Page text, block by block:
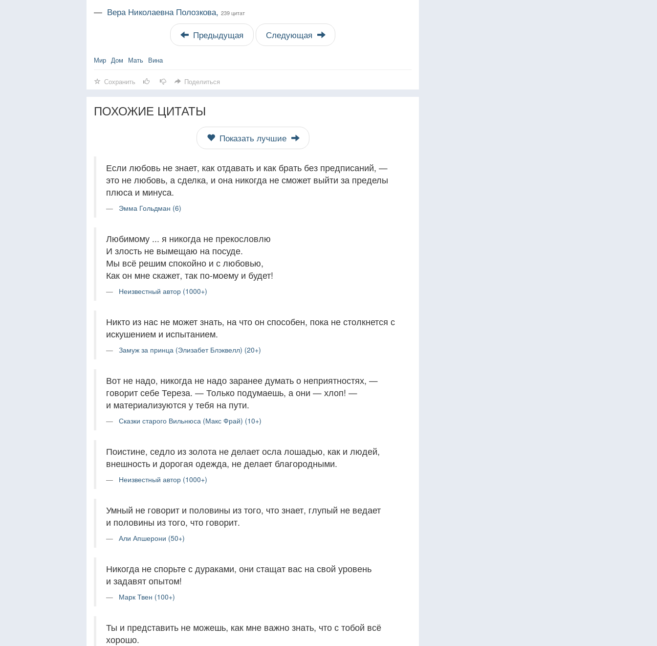
— Вера Николаевна Полозкова, 239 цитат
Предыдущая Следующая
Мир Дом Мать Вина
Сохранить Поделиться
ПОХОЖИЕ ЦИТАТЫ
Показать лучшие
Если любовь не знает, как отдавать и как брать без предписаний, —
это не любовь, а сделка, и она никогда не сможет выйти за пределы
плюса и минуса.
Эмма Гольдман (6)
Любимому ... я никогда не прекословлю
И злость не вымещаю на посуде.
Мы всё решим спокойно и с любовью,
Как он мне скажет, так по-моему и будет!
Неизвестный автор (1000+)
Никто из нас не может знать, на что он способен, пока не столкнется с
искушением и испытанием.
Замуж за принца (Элизабет Блэквелл) (20+)
Вот не надо, никогда не надо заранее думать о неприятностях, —
говорит себе Тереза. — Только подумаешь, а они — хлоп! —
и материализуются у тебя на пути.
Сказки старого Вильнюса (Макс Фрай) (10+)
Поистине, седло из золота не делает осла лошадью, как и людей,
внешность и дорогая одежда, не делает благородными.
Неизвестный автор (1000+)
Умный не говорит и половины из того, что знает, глупый не ведает
и половины из того, что говорит.
Али Апшерони (50+)
Никогда не спорьте с дураками, они стащат вас на свой уровень
и задавят опытом!
Марк Твен (100+)
Ты и представить не можешь, как мне важно знать, что с тобой всё
хорошо.